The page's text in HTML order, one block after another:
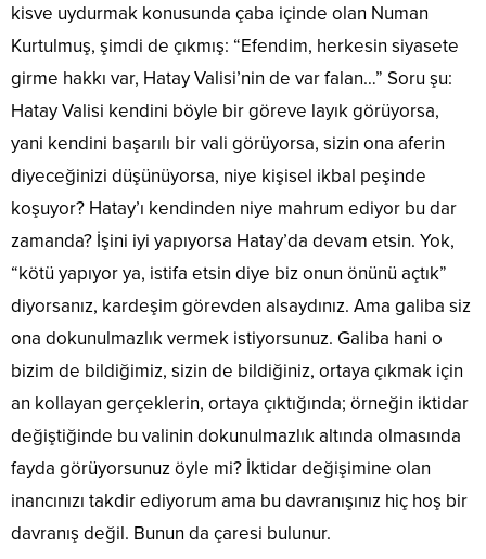
kisve uydurmak konusunda çaba içinde olan Numan
Kurtulmuş, şimdi de çıkmış: “Efendim, herkesin siyasete
girme hakkı var, Hatay Valisi’nin de var falan…” Soru şu:
Hatay Valisi kendini böyle bir göreve layık görüyorsa,
yani kendini başarılı bir vali görüyorsa, sizin ona aferin
diyeceğinizi düşünüyorsa, niye kişisel ikbal peşinde
koşuyor? Hatay’ı kendinden niye mahrum ediyor bu dar
zamanda? İşini iyi yapıyorsa Hatay’da devam etsin. Yok,
“kötü yapıyor ya, istifa etsin diye biz onun önünü açtık”
diyorsanız, kardeşim görevden alsaydınız. Ama galiba siz
ona dokunulmazlık vermek istiyorsunuz. Galiba hani o
bizim de bildiğimiz, sizin de bildiğiniz, ortaya çıkmak için
an kollayan gerçeklerin, ortaya çıktığında; örneğin iktidar
değiştiğinde bu valinin dokunulmazlık altında olmasında
fayda görüyorsunuz öyle mi? İktidar değişimine olan
inancınızı takdir ediyorum ama bu davranışınız hiç hoş bir
davranış değil. Bunun da çaresi bulunur.